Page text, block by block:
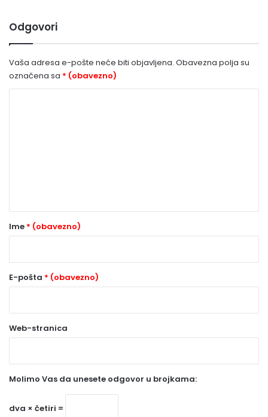
Odgovori
Vaša adresa e-pošte neće biti objavljena. Obavezna polja su
označena sa * (obavezno)
r
o
a
v
z
n
Ime * (obavezno)
E-pošta * (obavezno)
Web-stranica
Molimo Vas da unesete odgovor u brojkama:
dva × četiri =